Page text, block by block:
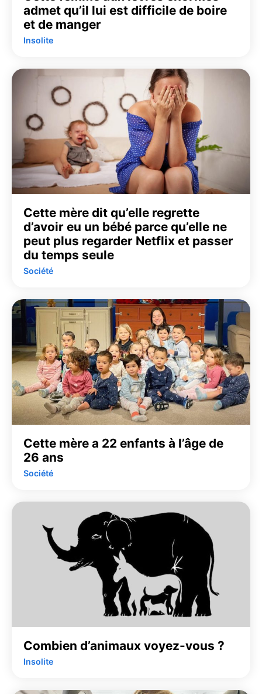
admet qu’il lui est difficile de boire
et de manger
Insolite
Cette mère dit qu’elle regrette
d’avoir eu un bébé parce qu’elle ne
peut plus regarder Netflix et passer
du temps seule
Société
Cette mère a 22 enfants à l’âge de
26 ans
Société
Combien d’animaux voyez-vous ?
Insolite